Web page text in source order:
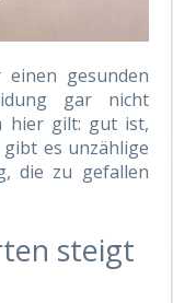
gesunden
gar nicht
hier gilt: gut ist,
es unzählige
die zu gefallen
steigt